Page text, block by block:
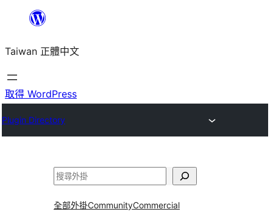
主
要
內
Taiwan 正體中文
取得 WordPress
Plugin Directory
搜
全部外掛CommunityCommercial